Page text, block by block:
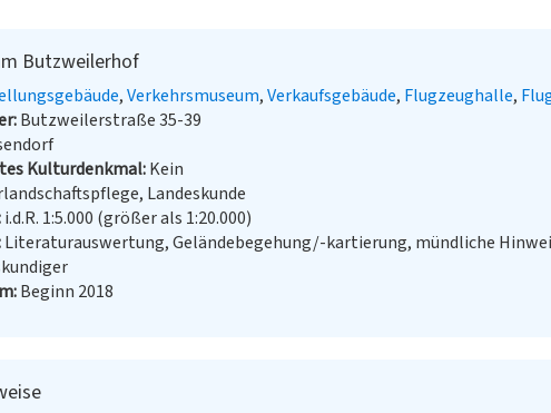
Butzweilerhof
Verkehrsmuseum Verkaufsgebäude Flugzeughalle
Butzweilerstraße 35-39
Kulturdenkmal Kein
Landeskunde
i.d.R. 1:5.000 (größer als 1:20.000)
Literaturauswertung, Geländebegehung/-kartierung, mündliche
Beginn 2018